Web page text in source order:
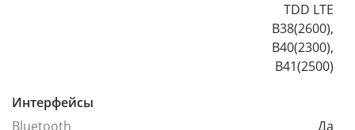
TDD LTE
B38(2600),
B40(2300),
B41(2500)
Интерфейсы
Bluetooth
Да